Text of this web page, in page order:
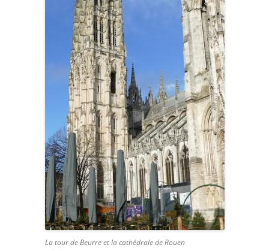
La tour de Beurre et la cathédrale de Rouen